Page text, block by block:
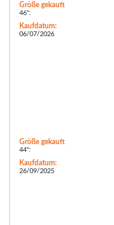
Größe gekauft
46":
Kaufdatum:
06/07/2026
Größe gekauft
44":
Kaufdatum:
26/09/2025